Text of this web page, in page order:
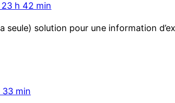
23 h 42 min
seule) solution pour une information
33 min